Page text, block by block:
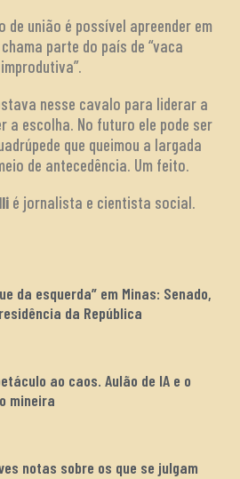
de união é possível apreender em
parte do país de “vaca
improdutiva”.
nesse cavalo para liderar a
a escolha. No futuro ele pode ser
que queimou a largada
de antecedência. Um feito.
é jornalista e cientista social.
da esquerda” em Minas: Senado,
da República
ao caos. Aulão de IA e o
mineira
notas sobre os que se julgam